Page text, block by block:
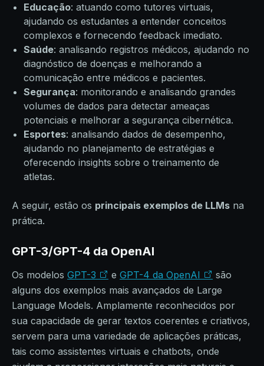
Educação: atuando como tutores virtuais,
ajudando os estudantes a entender conceitos
complexos e fornecendo feedback imediato.
Saúde: analisando registros médicos, ajudando no
diagnóstico de doenças e melhorando a
comunicação entre médicos e pacientes.
Segurança: monitorando e analisando grandes
volumes de dados para detectar ameaças
potenciais e melhorar a segurança cibernética.
Esportes: analisando dados de desempenho,
ajudando no planejamento de estratégias e
oferecendo insights sobre o treinamento de
atletas.
A seguir, estão os principais exemplos de LLMs na
prática.
GPT-3/GPT-4 da OpenAI
Os modelos GPT-3 e GPT-4 da OpenAI
são
alguns dos exemplos mais avançados de Large
Language Models. Amplamente reconhecidos por
sua capacidade de gerar textos coerentes e criativos,
servem para uma variedade de aplicações práticas,
tais como assistentes virtuais e chatbots, onde